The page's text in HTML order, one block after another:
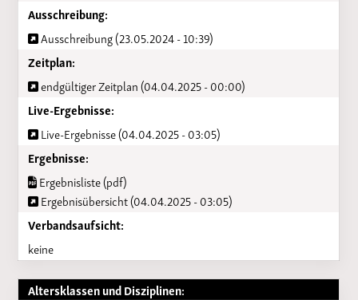
Ausschreibung:
Ausschreibung (23.05.2024 - 10:39)
Zeitplan:
endgültiger Zeitplan (04.04.2025 - 00:00)
Live-Ergebnisse:
Live-Ergebnisse (04.04.2025 - 03:05)
Ergebnisse:
Ergebnisliste (pdf)
Ergebnisübersicht (04.04.2025 - 03:05)
Verbandsaufsicht:
keine
Altersklassen und Disziplinen: